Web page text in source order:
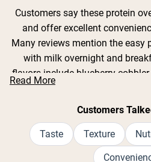
selected
Customers say these protein
and offer excellent
Many reviews mention the easy
with milk overnight and
flavors include blueberry
strawberry cream, with users
pieces. Common feedback
satisfied for hours. While most
concerns about artificial
Read More
Customers
Taste Texture
Shipping Country:
Kup